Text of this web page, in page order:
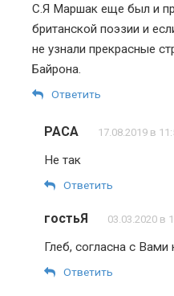
С.Я Маршак еще был и
британской поэзии и
не узнали прекрасные
Байрона.
Ответить
PACA 17.08.2019 в
Не так
Ответить
гостьЯ 03.03.2020 в
Глеб, согласна с Вами
Ответить